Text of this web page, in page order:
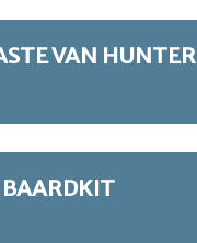
VAN HUNTER
BAARDKIT